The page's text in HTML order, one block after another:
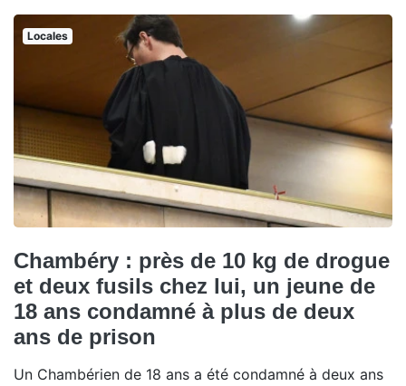
Locales
Chambéry : près de 10 kg de drogue
et deux fusils chez lui, un jeune de
18 ans condamné à plus de deux
ans de prison
Un Chambérien de 18 ans a été condamné à deux ans